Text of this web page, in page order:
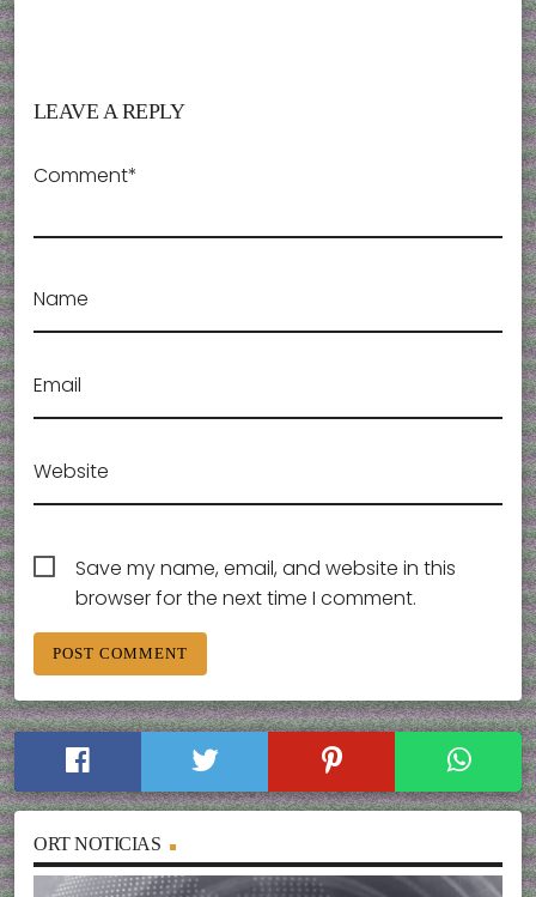
LEAVE A REPLY
Comment*
Name
Email
Website
Save my name, email, and website in this
browser for the next time I comment.
ORT NOTICIAS